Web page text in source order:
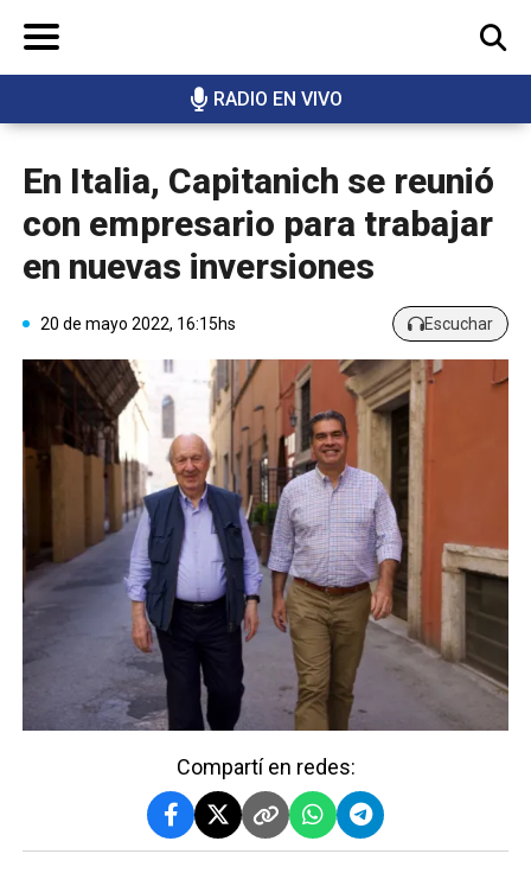
RADIO EN VIVO
BUSCAR
En Italia, Capitanich se reunió
con empresario para trabajar
en nuevas inversiones
20 de mayo 2022, 16:15hs Escuchar
Compartí en redes: